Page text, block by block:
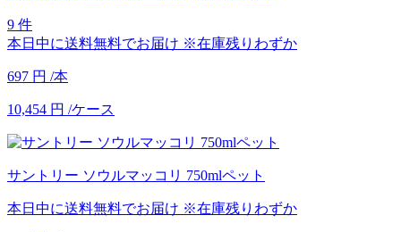
9 件
本日中に送料無料でお届け ※在庫残りわずか
697 円 /本
10,454 円 /ケース
サントリー ソウルマッコリ 750mlペット
本日中に送料無料でお届け ※在庫残りわずか